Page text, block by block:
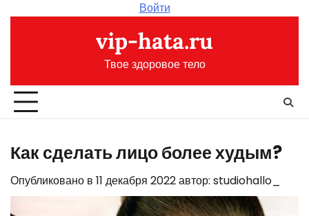
Войти
vip-hata.ru
Твое здоровое тело
Как сделать лицо более худым?
Опубликовано в 11 декабря 2022автор: studiohallo_